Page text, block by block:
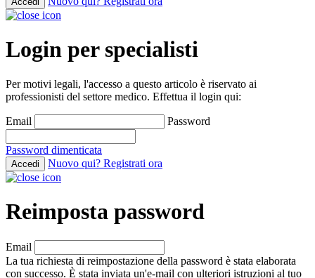
Login per specialisti
Per motivi legali, l'accesso a questo articolo è riservato ai
professionisti del settore medico. Effettua il login qui:
Email Password
Password dimenticata
Accedi Nuovo qui? Registrati ora
Reimposta password
Email
La tua richiesta di reimpostazione della password è stata elaborata
con successo. È stata inviata un'e-mail con ulteriori istruzioni al tuo